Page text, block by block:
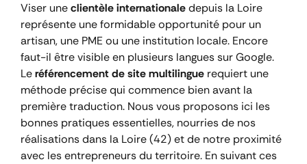
Viser uneclientèle internationaledepuis la Loire
représente une formidable opportunité pour un
artisan, une PME ou une institution locale. Encore
faut-il être visible en plusieurs langues sur Google.
Leréférencement de site multilingue requiert une
méthode précise qui commence bien avant la
première traduction. Nous vous proposons ici les
bonnes pratiques essentielles, nourries de nos
réalisations dans la Loire (42) et de notre proximité
avec les entrepreneurs du territoire. En suivant ces